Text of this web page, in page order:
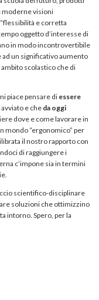
moderne visioni
e corretta
oggetto d’interesse di
in modo incontrovertibile
un significativo aumento
scolastico che di
piace pensare di essere
e che da oggi
dove e come lavorare in
mondo “ergonomico” per
il nostro rapporto con
di raggiungere i
c’impone sia in termini
scientifico-disciplinare
soluzioni che ottimizzino
intorno. Spero, per la